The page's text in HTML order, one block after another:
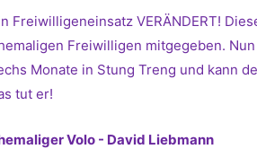
Freiwilligeneinsatz VERÄNDERT!
Freiwilligen mitgegeben.
Monate in Stung Treng und kann
tut er!
Volo - David Liebmann